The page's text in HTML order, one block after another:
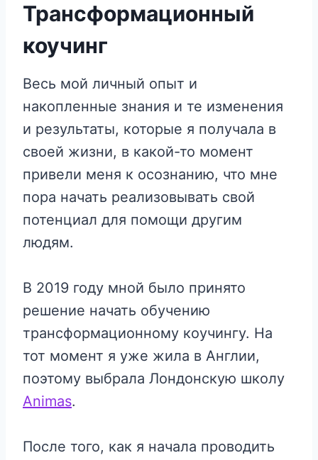
Трансформационный
коучинг
Весь мой личный опыт и
накопленные знания и те изменения
и результаты, которые я получала в
своей жизни, в какой-то момент
привели меня к осознанию, что мне
пора начать реализовывать свой
потенциал для помощи другим
людям.
В 2019 году мной было принято
решение начать обучению
трансформационному коучингу. На
тот момент я уже жила в Англии,
поэтому выбрала Лондонскую школу
Animas.
После того, как я начала проводить